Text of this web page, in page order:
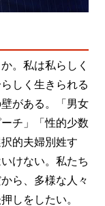
。私は私らしく
しく生きられる
がある。「男女
チ」「性的少数
的夫婦別姓す
けない。私たち
ら、多様な人々
しをしたい。